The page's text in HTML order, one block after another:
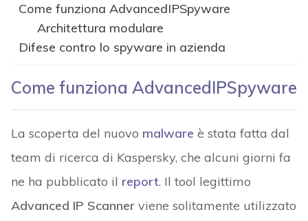
Come funziona AdvancedIPSpyware
Architettura modulare
Difese contro lo spyware in azienda
Come funziona AdvancedIPSpyware
La scoperta del nuovo malware è stata fatta dal
team di ricerca di Kaspersky, che alcuni giorni fa
ne ha pubblicato il report. Il tool legittimo
Advanced IP Scannerviene solitamente utilizzato